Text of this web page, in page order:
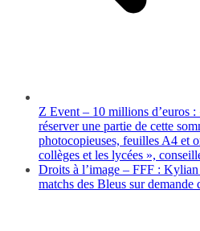
Z Event – 10 millions d’euros :
réserver une partie de cette
photocopieuses, feuilles A4 et
collèges et les lycées »,
Droits à l’image – FFF :
matchs des Bleus sur demande